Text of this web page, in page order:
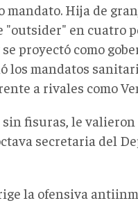
mandato. Hija de
en cuatro
proyectó como
los mandatos
a rivales como
fisuras, le valieron
secretaria del
la ofensiva